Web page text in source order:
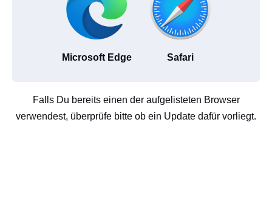
Microsoft Edge Safari
Falls Du bereits einen der aufgelisteten Browser
verwendest, überprüfe bitte ob ein Update dafür vorliegt.